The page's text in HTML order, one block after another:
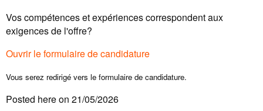
Vos compétences et expériences correspondent aux
exigences de l'offre?
Ouvrir le formulaire de candidature
Vous serez redirigé vers le formulaire de candidature.
Posted here on 21/05/2026